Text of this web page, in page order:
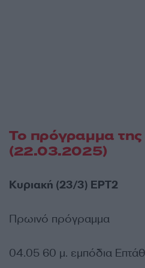
Το πρόγραμμα
(22.03.2025)
Κυριακή (23/3) ΕΡΤ2
Πρωινό πρόγραμμα
04.05 60 μ. εμπόδια